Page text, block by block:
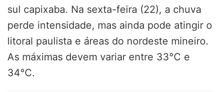
sul capixaba. Na sexta-feira (22), a chuva
perde intensidade, mas ainda pode atingir o
litoral paulista e áreas do nordeste mineiro.
As máximas devem variar entre 33°C e
34°C.